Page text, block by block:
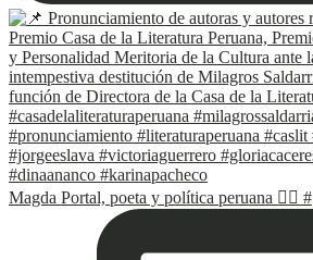
Magda Portal, poeta y política peruana ✍🏽 #